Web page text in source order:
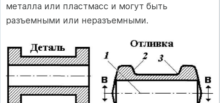
металла или пластмасс и могут быть
разъемными или неразъемными.